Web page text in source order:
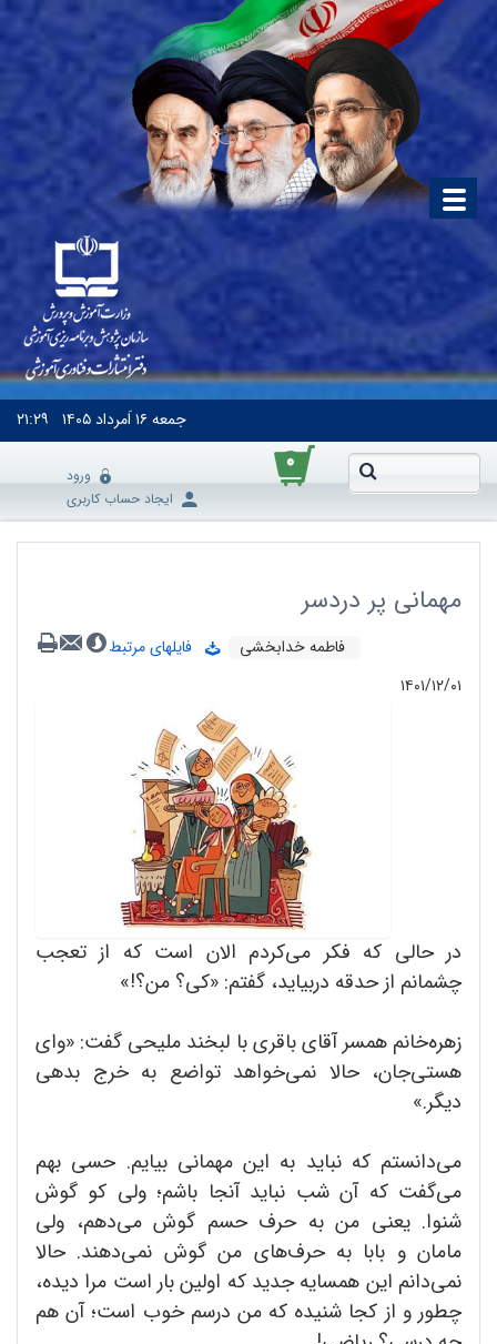
جمعه۱۶ اَمرداد ۱۴۰۵ ۲۱:۲۹
۰
ورود
ایجاد حساب کاربری
مهمانی پر دردسر
فاطمه خدابخشی
فایلهای مرتبط
۱۴۰۱/۱۲/۰۱
در حالی‌ که فکر می‌کردم الان است که از تعجب
چشمانم از حدقه دربیاید، گفتم: «کی؟ من؟!»
زهره‌خانم همسر آقای باقری با لبخند ملیحی گفت: «وای
هستی‌جان، حالا نمی‌خواهد تواضع به خرج بدهی
دیگر.»
می‌دانستم که نباید به این مهمانی بیایم. حسی بهم
می‌گفت که آن شب نباید آنجا باشم؛ ولی کو گوش
شنوا. یعنی من به حرف حسم گوش می‌دهم، ولی
مامان و بابا به حرف‌های من گوش نمی‌دهند. حالا
نمی‌دانم این همسایه جدید که اولین بار است مرا دیده،
چطور و از کجا شنیده که من درسم خوب است؛ آن هم